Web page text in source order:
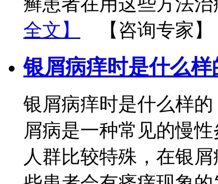
全文】
【咨询专家】
银屑病痒时是什么样
银屑病痒时是什么样
屑病是一种常见的慢
人群比较特殊，在银